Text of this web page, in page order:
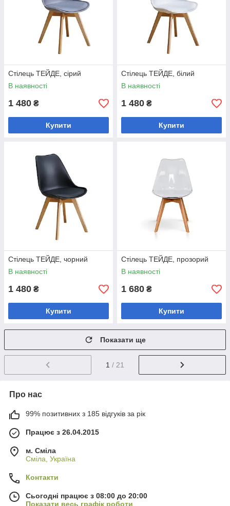
Стілець ТЕЙДЕ, сірий
В наявності
1 480 ₴
Купити
Стілець ТЕЙДЕ, білий
В наявності
1 480 ₴
Купити
Стілець ТЕЙДЕ, чорний
В наявності
1 480 ₴
Купити
Стілець ТЕЙДЕ, прозорий
В наявності
1 680 ₴
Купити
Показати ще
1 / 21
Про нас
99% позитивних з 185 відгуків за рік
Працює з 26.04.2015
м. Сміла
Сміла, Україна
Контакти
Сьогодні працює з 08:00 до 20:00
Показати весь графік роботи